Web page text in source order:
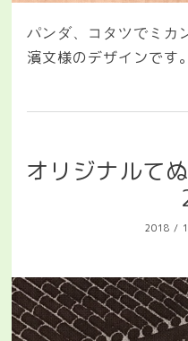
パンダ、コタツでミカ
濱文様のデザインです。
オリジナルて
2018 /